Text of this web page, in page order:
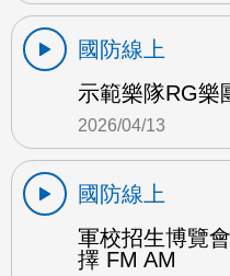
國防線上
示範樂隊RG樂
2026/04/13
國防線上
軍校招生博覽
擇 FM AM